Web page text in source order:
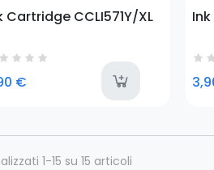
Cartridge CCLI571Y/XL
€
1-15 su 15 articoli